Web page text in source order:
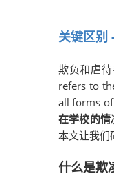
关键区别
欺负和虐
refers to
all forms
在学校的情
本文让我们
什么是欺